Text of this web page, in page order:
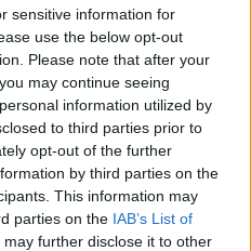
sensitive information for
use the below opt-out
Please note that after your
may continue seeing
information utilized by
to third parties prior to
opt-out of the further
by third parties on the
This information may
parties on the IAB’s List of
may further disclose it to other
katsoa sen suoraanTwitteristä
puolustaja venyi
oltua jo ulkona